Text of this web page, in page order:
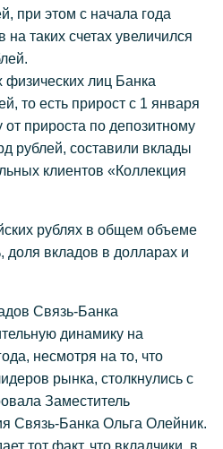
при этом с начала года
таких счетах увеличился
физических лиц Банка
то есть прирост с 1 января
прироста по депозитному
рублей, составили вклады
клиентов «Коллекция
рублях в общем объеме
доля вкладов в долларах и
Связь-Банка
динамику на
несмотря на то, что
рынка, столкнулись с
Заместитель
Связь-Банка Ольга Олейник.
тот факт, что вкладчики, в